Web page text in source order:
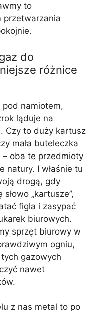
to
przetwarzania
do
różnice
namiotem,
ląduje na
Czy to duży kartusz
mała buteleczka
– oba te przedmioty
natury. I właśnie tu
drogą, gdy
„kartusze”,
figla i zasypać
biurowych.
sprzęt biurowy w
ogniu,
gazowych
nawet
z nas metal to po